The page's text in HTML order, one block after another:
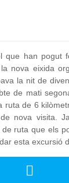
que han
nova eixida
la nit de
de mati
ruta de 6
nova visita.
ruta que els
esta excursió